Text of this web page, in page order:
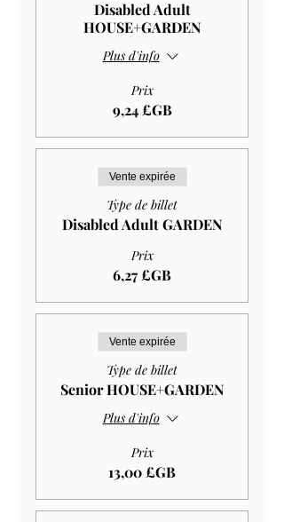
Disabled Adult
HOUSE+GARDEN
Plus d'info
Prix
9,24 £GB
Vente expirée
Type de billet
Disabled Adult GARDEN
Prix
6,27 £GB
Vente expirée
Type de billet
Senior HOUSE+GARDEN
Plus d'info
Prix
13,00 £GB